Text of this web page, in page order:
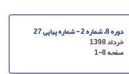
دوره 8، شماره 2 - شماره پیاپی 27
خرداد 1398
صفحه1-8